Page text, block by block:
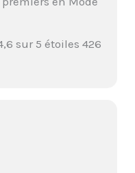
sur 5 étoiles 426